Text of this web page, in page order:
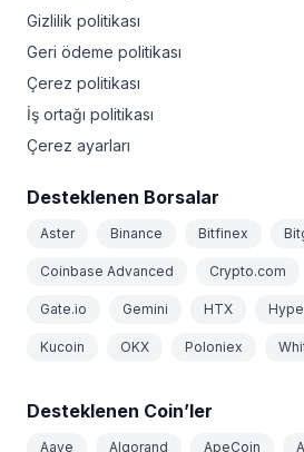
Gizlilik politikası
Geri ödeme politikası
Çerez politikası
İş ortağı politikası
Çerez ayarları
Desteklenen Borsalar
Aster Binance Bitfinex
Coinbase Advanced Crypto.com
Gate.io Gemini HTX
Kucoin OKX Poloniex
Desteklenen Coin’ler
Aave Algorand ApeCoin